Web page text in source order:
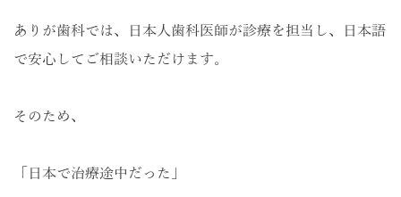
ありが歯科では、日本人歯科医師が診療を担当し、日本語
で安心してご相談いただけます。
そのため、
「日本で治療途中だった」